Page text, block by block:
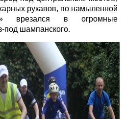
рукавов, по намыленной
врезался в огромные
под шампанского.